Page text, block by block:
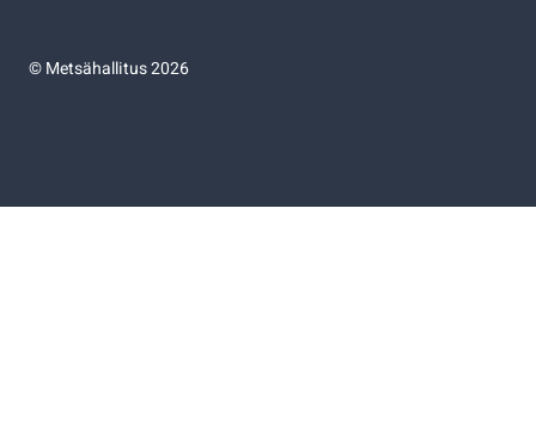
©Metsähallitus 2026